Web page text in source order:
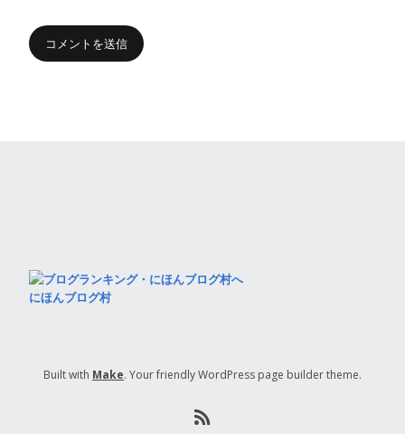
にほんブログ村
Built with Make. Your friendly WordPress page builder theme.